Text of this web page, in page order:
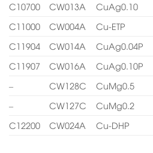
C10700
CW013A CuAg0.10
C11000
CW004A Cu-ETP
C11904
CW014A CuAg0.04P
C11907
CW016A CuAg0.10P
–
CW128C CuMg0.5
–
CW127C CuMg0.2
C12200
CW024A Cu-DHP